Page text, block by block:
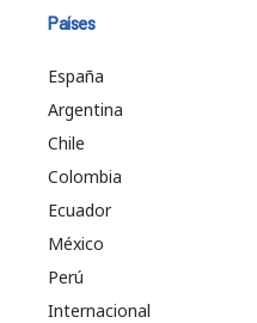
Países
España
Argentina
Chile
Colombia
Ecuador
México
Perú
Internacional